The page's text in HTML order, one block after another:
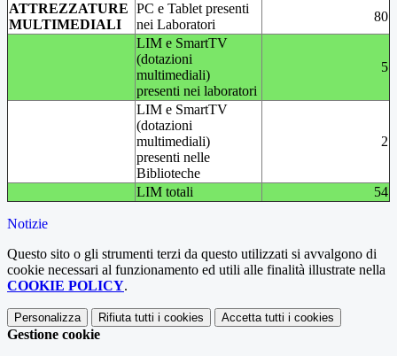
ATTREZZATURE
MULTIMEDIALI
PC e Tablet presenti
nei Laboratori
80
LIM e SmartTV
(dotazioni
multimediali)
presenti nei laboratori
5
LIM e SmartTV
(dotazioni
multimediali)
presenti nelle
Biblioteche
2
LIM totali 54
Notizie
Questo sito o gli strumenti terzi da questo utilizzati si avvalgono di
cookie necessari al funzionamento ed utili alle finalità illustrate nella
COOKIE POLICY.
Personalizza Rifiuta tutti i cookies Accetta tutti i cookies
Gestione cookie